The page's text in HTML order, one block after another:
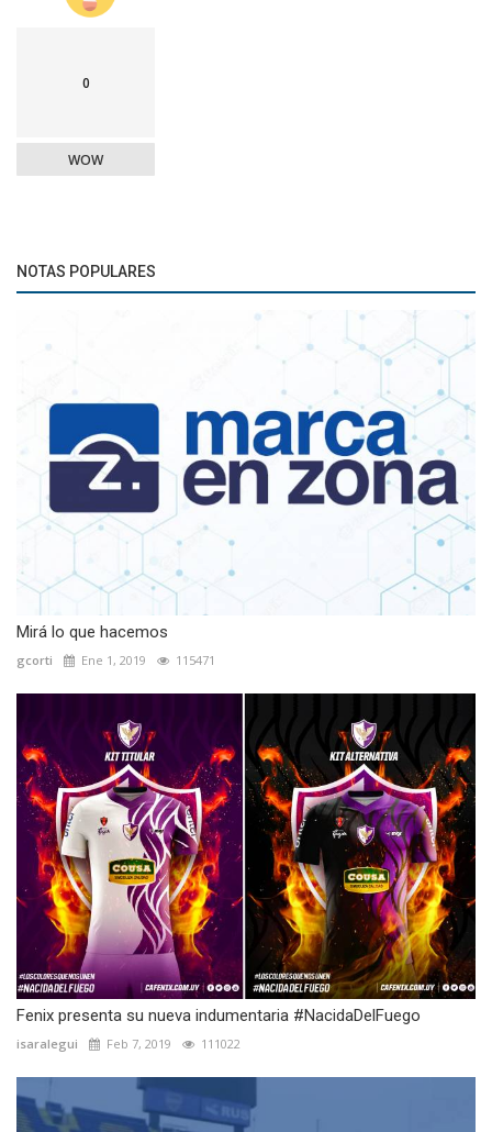
0
WOW
NOTAS POPULARES
Mirá lo que hacemos
gcorti Ene 1, 2019 115471
Fenix presenta su nueva indumentaria #NacidaDelFuego
isaralegui Feb 7, 2019 111022